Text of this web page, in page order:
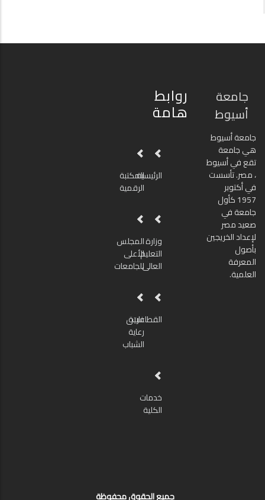
جامعة
أسيوط
جامعة أسيوط
هي جامعة
تقع في أسيوط
، مصر. تأسست
في أكتوبر
1957 كأول
جامعة في
صعيد مصر
لإعداد الخريجين
بأصول
المعرفة
العلمية.
روابط
هامة
الرئيسيةالمكتبة
الرقمية
وزارة
التعليم
العالى
المجلس
الأعلى
للجامعات
القطاعات
فريق
رعاية
الشباب
خدمات
الكلية
جميع الحقوق محفوظة